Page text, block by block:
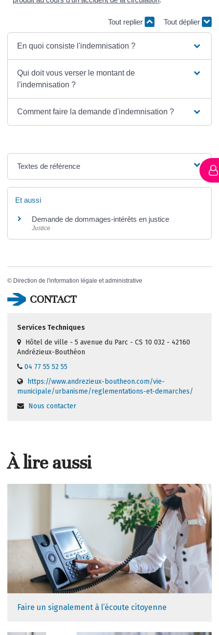
Tout replier Tout déplier
En quoi consiste l'indemnisation ?
Qui doit vous verser le montant de
l'indemnisation ?
Comment faire la demande d'indemnisation ?
Textes de référence
Et aussi
Demande de dommages-intérêts en justice
Justice
© Direction de l'information légale et administrative
CONTACT
Services Techniques
Hôtel de ville - 5 avenue du Parc - CS 10 032 - 42160
Andrézieux-Bouthéon
04 77 55 52 55
https://www.andrezieux-boutheon.com/vie-
municipale/urbanisme/reglementations-et-demarches/
Nous contacter
À lire aussi
Faire un signalement à l’écoute citoyenne